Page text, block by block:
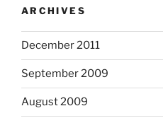
ARCHIVES
December 2011
September 2009
August 2009